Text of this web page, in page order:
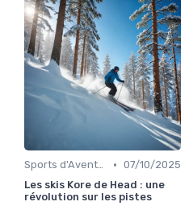
Sports d'Aventure et de Plein Air • 07/10/2025
Les skis Kore de Head : une
révolution sur les pistes